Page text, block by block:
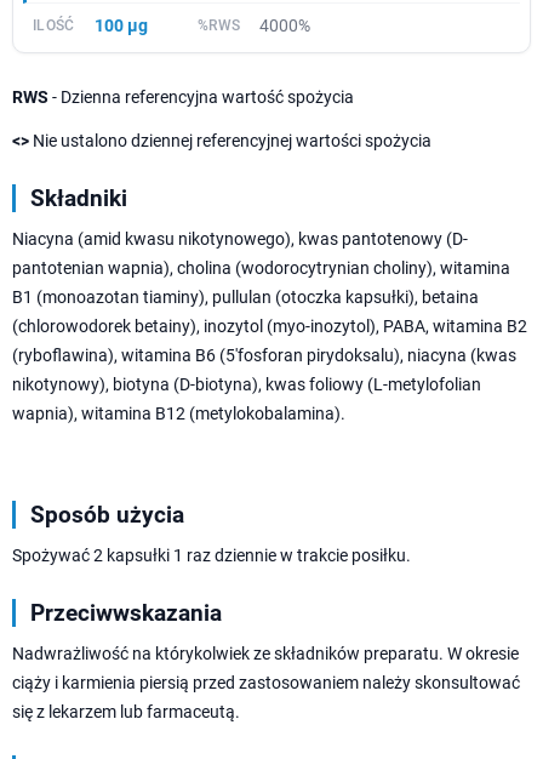
100 µg 4000%
RWS - Dzienna referencyjna wartość spożycia
<> Nie ustalono dziennej referencyjnej wartości spożycia
Składniki
Niacyna (amid kwasu nikotynowego), kwas pantotenowy (D-
pantotenian wapnia), cholina (wodorocytrynian choliny), witamina
B1 (monoazotan tiaminy), pullulan (otoczka kapsułki), betaina
(chlorowodorek betainy), inozytol (myo-inozytol), PABA, witamina B2
(ryboflawina), witamina B6 (5'fosforan pirydoksalu), niacyna (kwas
nikotynowy), biotyna (D-biotyna), kwas foliowy (L-metylofolian
wapnia), witamina B12 (metylokobalamina).
Sposób użycia
Spożywać 2 kapsułki 1 raz dziennie w trakcie posiłku.
Przeciwwskazania
Nadwrażliwość na którykolwiek ze składników preparatu. W okresie
ciąży i karmienia piersią przed zastosowaniem należy skonsultować
się z lekarzem lub farmaceutą.